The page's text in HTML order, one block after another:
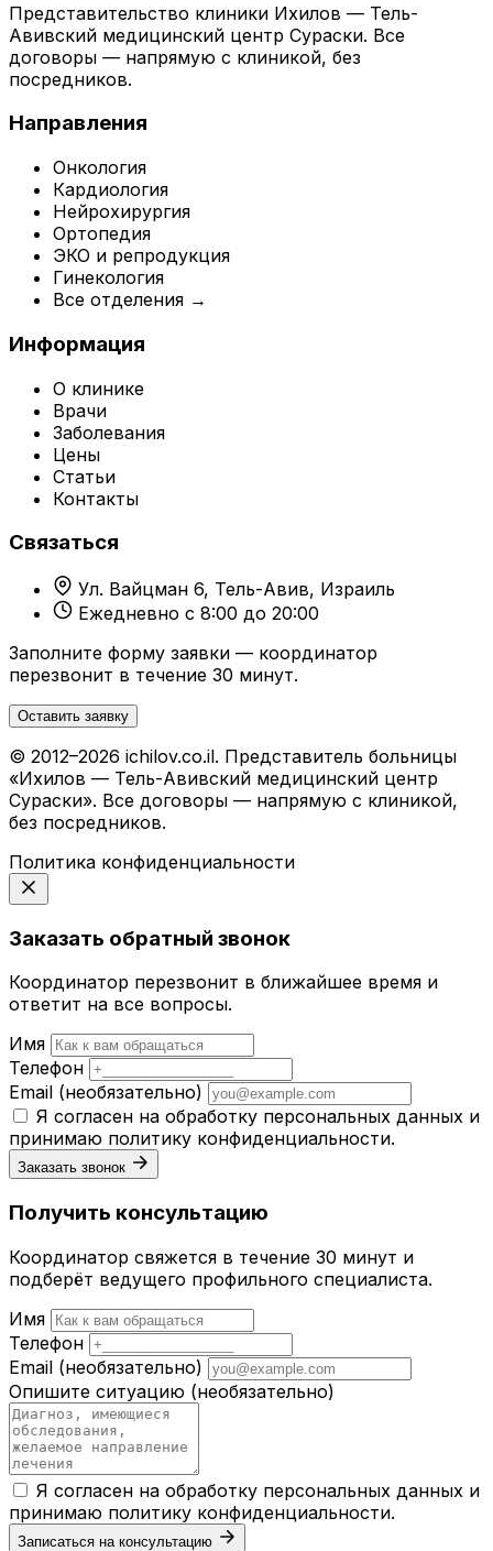
Представительство клиники Ихилов — Тель-
Авивский медицинский центр Сураски. Все
договоры — напрямую с клиникой, без
посредников.
Направления
Онкология
Кардиология
Нейрохирургия
Ортопедия
ЭКО и репродукция
Гинекология
Все отделения →
Информация
О клинике
Врачи
Заболевания
Цены
Статьи
Контакты
Связаться
Ул. Вайцман 6, Тель-Авив, Израиль
Ежедневно с 8:00 до 20:00
Заполните форму заявки — координатор
перезвонит в течение 30 минут.
Оставить заявку
© 2012–2026 ichilov.co.il. Представитель больницы
«Ихилов — Тель-Авивский медицинский центр
Сураски». Все договоры — напрямую с клиникой,
без посредников.
Политика конфиденциальности
Заказать обратный звонок
Координатор перезвонит в ближайшее время и
ответит на все вопросы.
Имя
Телефон
Email (необязательно)
Я согласен на обработку персональных данных и
принимаю политику конфиденциальности.
Заказать звонок
Получить консультацию
Координатор свяжется в течение 30 минут и
подберёт ведущего профильного специалиста.
Имя
Телефон
Email (необязательно)
Опишите ситуацию (необязательно)
Я согласен на обработку персональных данных и
принимаю политику конфиденциальности.
Записаться на консультацию